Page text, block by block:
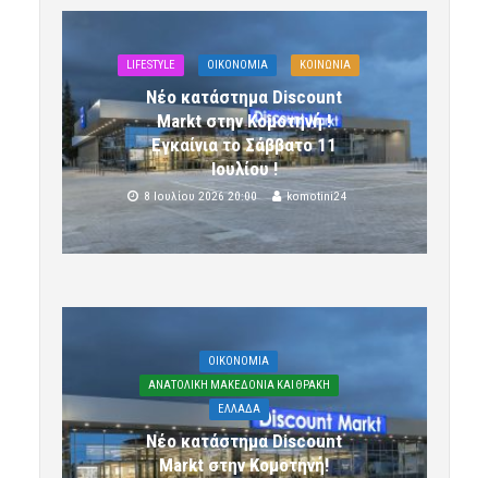
LIFESTYLE OIKONOMIA ΚΟΙΝΩΝΙΑ
Νέο κατάστημα Discount
Markt στην Κομοτηνή !
Εγκαίνια το Σάββατο 11
Ιουλίου !
8 Ιουλίου 2026 20:00 komotini24
OIKONOMIA
ΑΝΑΤΟΛΙΚΗ ΜΑΚΕΔΟΝΙΑ ΚΑΙ ΘΡΑΚΗ
ΕΛΛΑΔΑ
Νέο κατάστημα Discount
Markt στην Κομοτηνή!